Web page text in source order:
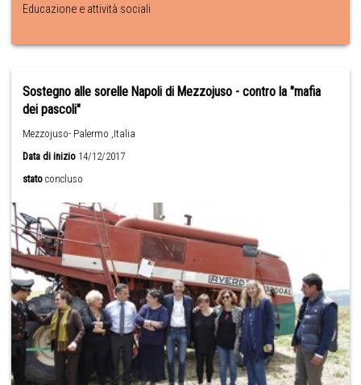
Educazione e attività sociali
Sostegno alle sorelle Napoli di Mezzojuso - contro la "mafia
dei pascoli"
Mezzojuso- Palermo ,Italia
Data di inizio 14/12/2017
stato concluso